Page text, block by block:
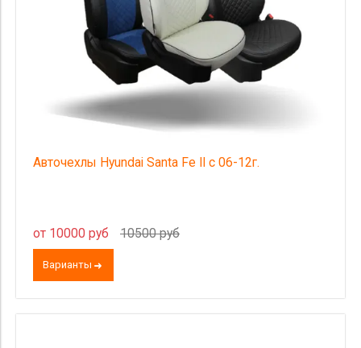
Авточехлы Hyundai Santa Fe II с 06-12г.
от 10000 руб 10500 руб
Варианты